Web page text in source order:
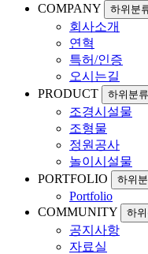
COMPANY 하위분
회사소개
연혁
특허/인증
오시는길
PRODUCT
하위분류
조경시설물
조형물
정원공사
놀이시설물
PORTFOLIO
하위
Portfolio
COMMUNITY
하
공지사항
자료실